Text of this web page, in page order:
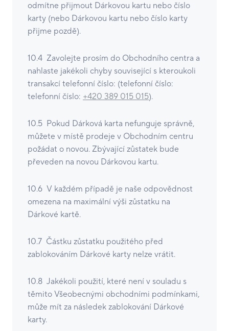
odmítne přijmout Dárkovou kartu nebo číslo
karty (nebo Dárkovou kartu nebo číslo karty
přijme pozdě).
10.4 Zavolejte prosím do Obchodního centra a
nahlaste jakékoli chyby související s kteroukoli
transakcí telefonní číslo: (telefonní číslo:
telefonní číslo: +420 389 015 015).
10.5 Pokud Dárková karta nefunguje správně,
můžete v místě prodeje v Obchodním centru
požádat o novou. Zbývající zůstatek bude
převeden na novou Dárkovou kartu.
10.6 V každém případě je naše odpovědnost
omezena na maximální výši zůstatku na
Dárkové kartě.
10.7 Částku zůstatku použitého před
zablokováním Dárkové karty nelze vrátit.
10.8 Jakékoli použití, které není v souladu s
těmito Všeobecnými obchodními podmínkami,
může mít za následek zablokování Dárkové
karty.